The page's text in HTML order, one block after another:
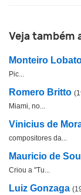
Veja também
Monteiro
Pic...
Romero Britto
Miami, no...
Vinicius de
compositores da...
Mauricio de
Criou a "Tu...
Luiz Gonzaga